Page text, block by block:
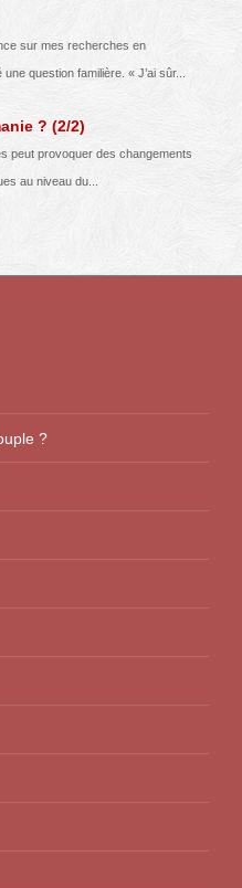
sur mes recherches en
question familière. « J’ai sûr...
? (2/2)
peut provoquer des changements
au niveau du...
?